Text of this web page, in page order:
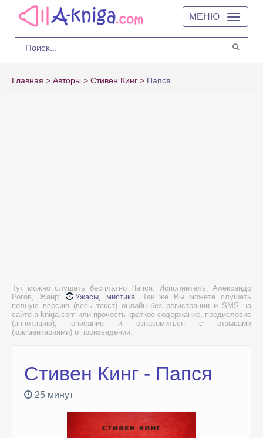
МЕНЮ
Главная Авторы Стивен Кинг Папся
Тут можно слушать бесплатно Папся. Исполнитель: Александр
Рогов, Жанр:
Ужасы, мистика. Так же Вы можете слушать
полную версию (весь текст) онлайн без регистрации и SMS на
сайте a-kniga.com или прочесть краткое содержание, предисловие
(аннотацию), описание и ознакомиться с отзывами
(комментариями) о произведении.
Стивен Кинг - Папся
25 минут